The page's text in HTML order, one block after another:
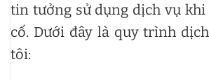
tin tưởng sử dụng dịch vụ
cố. Dưới đây là quy trình
tôi: